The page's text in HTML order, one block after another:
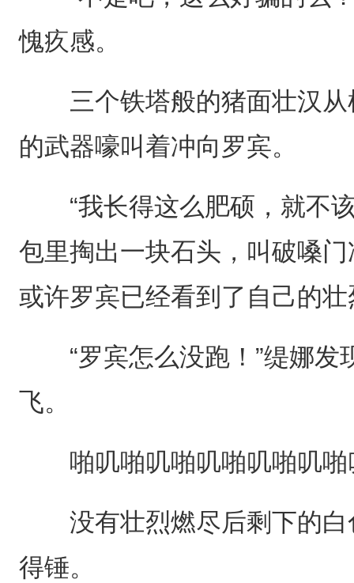
愧疚感。
三个铁塔般的猪面壮汉从
的武器嚎叫着冲向罗宾。
“我长得这么肥硕，就不该
包里掏出一块石头，叫破嗓
或许罗宾已经看到了自己的
“罗宾怎么没跑！”缇娜发
飞。
啪叽啪叽啪叽啪叽啪叽啪
没有壮烈燃尽后剩下的白
得锤。